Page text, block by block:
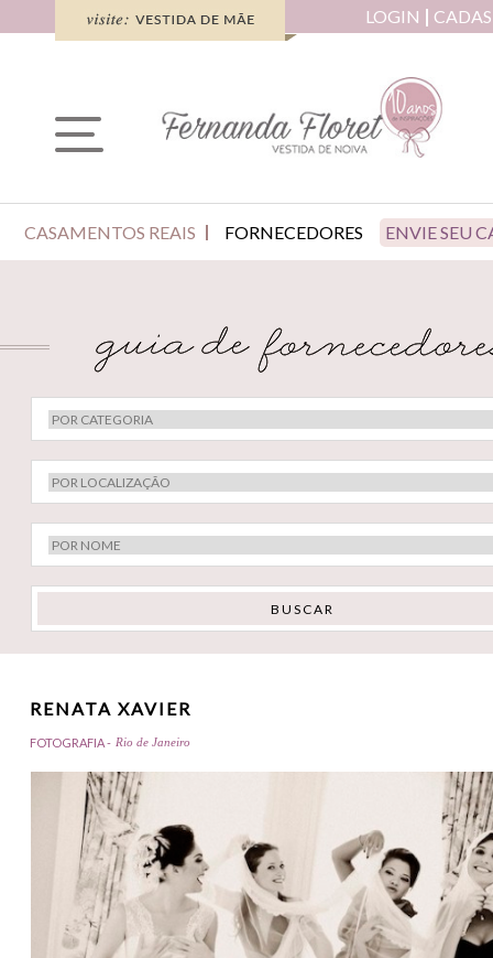
LOGIN
CASAMENTOS REAIS FORNECEDORES ENVIE SEU
RENATA XAVIER
FOTOGRAFIA - Rio de Janeiro